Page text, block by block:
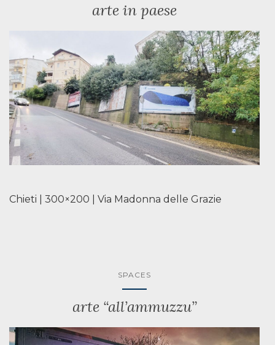
arte in paese
Chieti | 300×200 | Via Madonna delle Grazie
SPACES
arte “all’ammuzzu”